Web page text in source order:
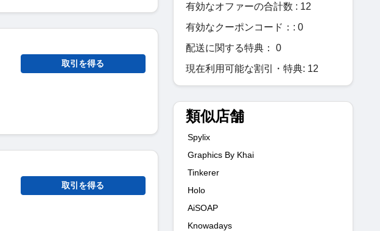
取引を得る
取引を得る
有効なオファーの合計数 : 12
有効なクーポンコード：: 0
配送に関する特典： 0
現在利用可能な割引・特典: 12
類似店舗
Spylix
Graphics By Khai
Tinkerer
Holo
AiSOAP
Knowadays